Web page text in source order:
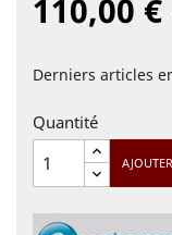
110,00 €
Derniers articles
Quantité